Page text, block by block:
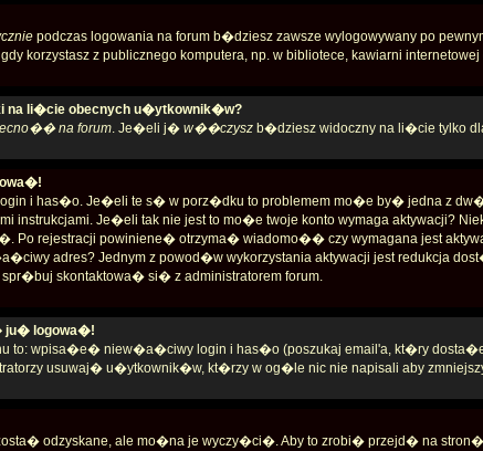
podczas logowania na forum b�dziesz zawsze wylogowywany po
korzystasz z publicznego komputera, np. w bibliotece, kawiarni internetowej
na li�cie obecnych u�ytkownik�w?
na forum. Je�eli j� w��czysz b�dziesz widoczny na li�cie tylko
login i has�o. Je�eli te s� w porz�dku to problemem mo�e by� jedna z
instrukcjami. Je�eli tak nie jest to mo�e twoje konto wymaga aktywacji?
Po rejestracji powiniene� otrzyma� wiadomo�� czy wymagana jest
adres? Jednym z powod�w wykorzystania aktywacji jest redukcja
skontaktowa� si� z administratorem forum.
ju� logowa�!
to: wpisa�e� niew�a�ciwy login i has�o (poszukaj email'a, kt�ry
usuwaj� u�ytkownik�w, kt�rzy w og�le nic nie napisali aby
odzyskane, ale mo�na je wyczy�ci�. Aby to zrobi� przejd� na